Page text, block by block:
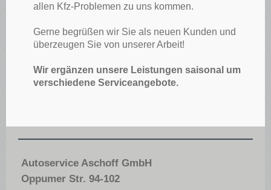
allen Kfz-Problemen zu uns kommen.
Gerne begrüßen wir Sie als neuen Kunden und
überzeugen Sie von unserer Arbeit!
Wir ergänzen unsere Leistungen saisonal um
verschiedene Serviceangebote.
Autoservice Aschoff GmbH
Oppumer Str. 94-102